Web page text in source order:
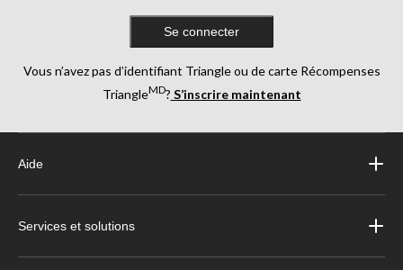
Se connecter
Vous n’avez pas d’identifiant Triangle ou de carte Récompenses
TriangleMD? S’inscrire maintenant
Aide
Services et solutions